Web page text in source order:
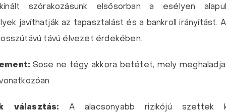
szórakozásunk elsősorban a esélyen
javíthatják az tapasztalást és a bankroll irányítást.
távú élvezet érdekében.
Sose ne tégy akkora betétet, mely
választás: A alacsonyabb rizikójú szettek